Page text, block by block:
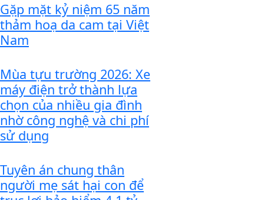
Gặp mặt kỷ niệm 65 năm
thảm hoạ da cam tại Việt
Nam
Mùa tựu trường 2026: Xe
máy điện trở thành lựa
chọn của nhiều gia đình
nhờ công nghệ và chi phí
sử dụng
Tuyên án chung thân
người mẹ sát hại con để